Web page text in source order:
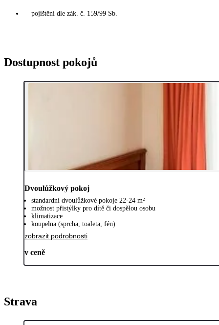
pojištění dle zák. č. 159/99 Sb.
Dostupnost pokojů
Dvoulůžkový pokoj
standardní dvoulůžkové pokoje 22-24 m²
možnost přistýlky pro dítě či dospělou osobu
klimatizace
koupelna (sprcha, toaleta, fén)
zobrazit podrobnosti
v ceně
Strava